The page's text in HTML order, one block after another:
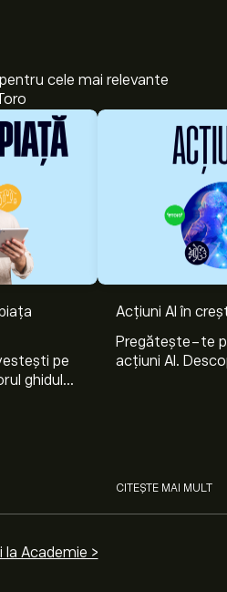
cele mai relevante
pe
ghidului
Acțiuni AI în
Pregătește-te
acțiuni AI.
CITEȘTE MAI MULT
la Academie >